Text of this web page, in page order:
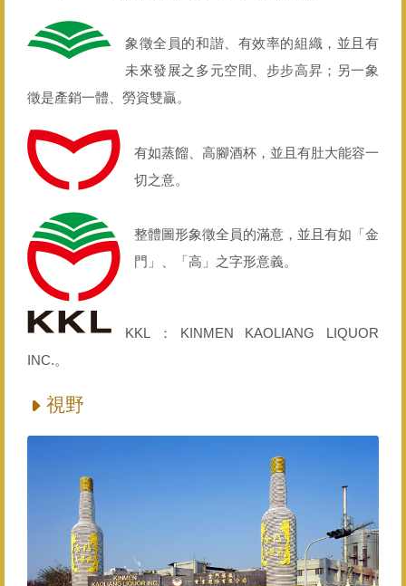
象徵全員的和諧、有效率的組織，並且有
未來發展之多元空間、步步高昇；另一象
徵是產銷一體、勞資雙贏。
有如蒸餾、高腳酒杯，並且有肚大能容一
切之意。
整體圖形象徵全員的滿意，並且有如「金
門」、「高」之字形意義。
KKL：KINMEN KAOLIANG LIQUOR
INC.。
視野